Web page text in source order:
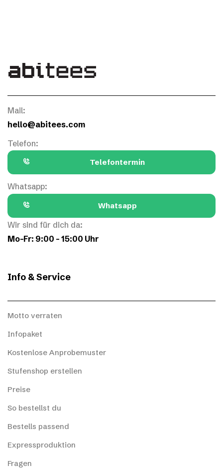
Mail:
hello@abitees.com
Telefon:
Telefontermin
Whatsapp:
Whatsapp
Wir sind für dich da:
Mo–Fr: 9:00 – 15:00 Uhr
Info & Service
Motto verraten
Infopaket
Kostenlose Anprobemuster
Stufenshop erstellen
Preise
So bestellst du
Bestells passend
Expressproduktion
Fragen